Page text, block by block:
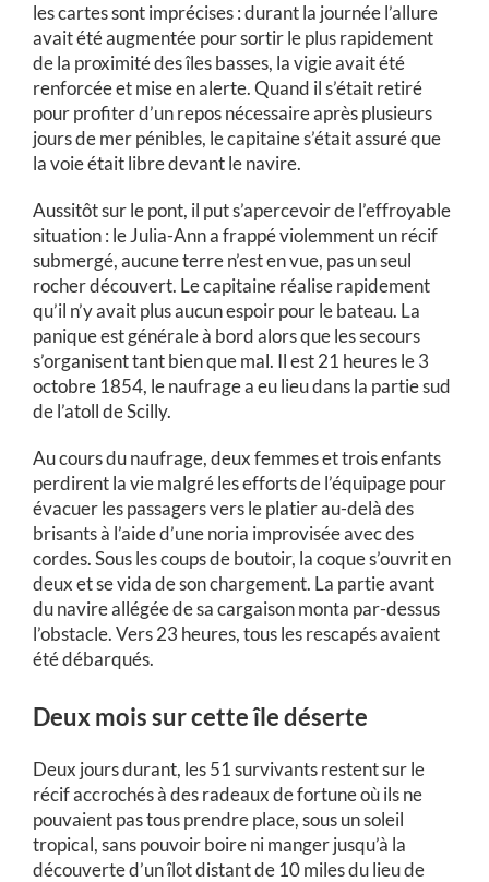
les cartes sont imprécises : durant la journée l’allure
avait été augmentée pour sortir le plus rapidement
de la proximité des îles basses, la vigie avait été
renforcée et mise en alerte. Quand il s’était retiré
pour profiter d’un repos nécessaire après plusieurs
jours de mer pénibles, le capitaine s’était assuré que
la voie était libre devant le navire.
Aussitôt sur le pont, il put s’apercevoir de l’effroyable
situation : leJulia-Anna frappé violemment un récif
submergé, aucune terre n’est en vue, pas un seul
rocher découvert. Le capitaine réalise rapidement
qu’il n’y avait plus aucun espoir pour le bateau. La
panique est générale à bord alors que les secours
s’organisent tant bien que mal. Il est 21 heures le 3
octobre 1854, le naufrage a eu lieu dans la partie sud
de l’atoll de Scilly.
Au cours du naufrage, deux femmes et trois enfants
perdirent la vie malgré les efforts de l’équipage pour
évacuer les passagers vers le platier au-delà des
brisants à l’aide d’une noria improvisée avec des
cordes. Sous les coups de boutoir, la coque s’ouvrit en
deux et se vida de son chargement. La partie avant
du navire allégée de sa cargaison monta par-dessus
l’obstacle. Vers 23 heures, tous les rescapés avaient
été débarqués.
Deux mois sur cette île déserte
Deux jours durant, les 51 survivants restent sur le
récif accrochés à des radeaux de fortune où ils ne
pouvaient pas tous prendre place, sous un soleil
tropical, sans pouvoir boire ni manger jusqu’à la
découverte d’un îlot distant de 10 miles du lieu de